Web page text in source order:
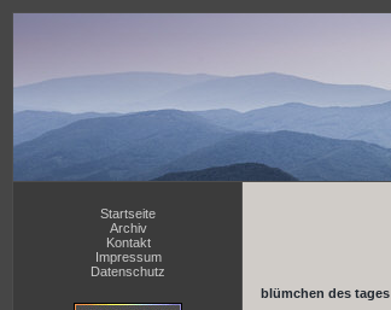
Startseite
Archiv
Kontakt
Impressum
Datenschutz
blümchen des tages